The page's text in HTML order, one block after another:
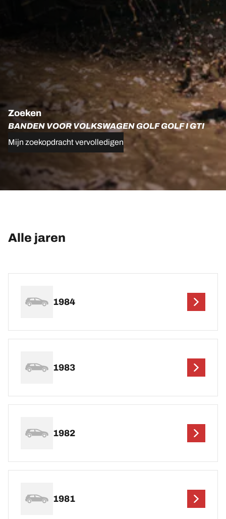
Zoeken
BANDEN VOOR VOLKSWAGEN GOLF GOLF I GTI
Mijn zoekopdracht vervolledigen
Alle jaren
1984
1983
1982
1981